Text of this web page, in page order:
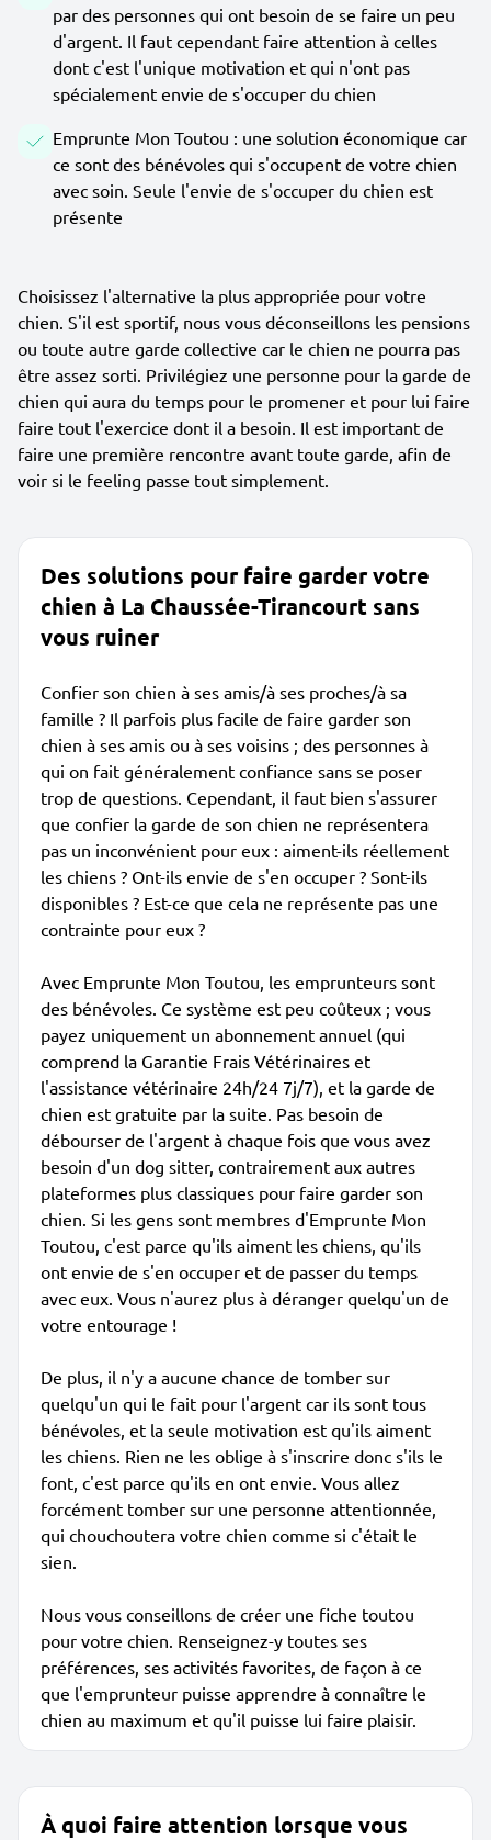
par des personnes qui ont besoin de se faire un peu
d'argent. Il faut cependant faire attention à celles
dont c'est l'unique motivation et qui n'ont pas
spécialement envie de s'occuper du chien
Emprunte Mon Toutou : une solution économique car
ce sont des bénévoles qui s'occupent de votre chien
avec soin. Seule l'envie de s'occuper du chien est
présente
Choisissez l'alternative la plus appropriée pour votre
chien. S'il est sportif, nous vous déconseillons les pensions
ou toute autre garde collective car le chien ne pourra pas
être assez sorti. Privilégiez une personne pour la garde de
chien qui aura du temps pour le promener et pour lui faire
faire tout l'exercice dont il a besoin. Il est important de
faire une première rencontre avant toute garde, afin de
voir si le feeling passe tout simplement.
Des solutions pour faire garder votre
chien à La Chaussée-Tirancourt sans
vous ruiner
Confier son chien à ses amis/à ses proches/à sa
famille ? Il parfois plus facile de faire garder son
chien à ses amis ou à ses voisins ; des personnes à
qui on fait généralement confiance sans se poser
trop de questions. Cependant, il faut bien s'assurer
que confier la garde de son chien ne représentera
pas un inconvénient pour eux : aiment-ils réellement
les chiens ? Ont-ils envie de s'en occuper ? Sont-ils
disponibles ? Est-ce que cela ne représente pas une
contrainte pour eux ?
Avec Emprunte Mon Toutou, les emprunteurs sont
des bénévoles. Ce système est peu coûteux ; vous
payez uniquement un abonnement annuel (qui
comprend la Garantie Frais Vétérinaires et
l'assistance vétérinaire 24h/24 7j/7), et la garde de
chien est gratuite par la suite. Pas besoin de
débourser de l'argent à chaque fois que vous avez
besoin d'un dog sitter, contrairement aux autres
plateformes plus classiques pour faire garder son
chien. Si les gens sont membres d'Emprunte Mon
Toutou, c'est parce qu'ils aiment les chiens, qu'ils
ont envie de s'en occuper et de passer du temps
avec eux. Vous n'aurez plus à déranger quelqu'un de
votre entourage !
De plus, il n'y a aucune chance de tomber sur
quelqu'un qui le fait pour l'argent car ils sont tous
bénévoles, et la seule motivation est qu'ils aiment
les chiens. Rien ne les oblige à s'inscrire donc s'ils le
font, c'est parce qu'ils en ont envie. Vous allez
forcément tomber sur une personne attentionnée,
qui chouchoutera votre chien comme si c'était le
sien.
Nous vous conseillons de créer une fiche toutou
pour votre chien. Renseignez-y toutes ses
préférences, ses activités favorites, de façon à ce
que l'emprunteur puisse apprendre à connaître le
chien au maximum et qu'il puisse lui faire plaisir.
À quoi faire attention lorsque vous